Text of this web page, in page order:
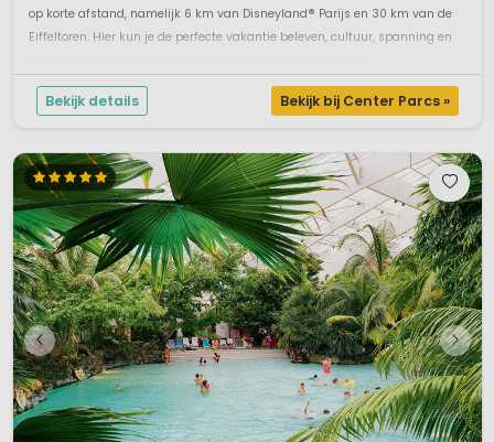
op korte afstand, namelijk 6 km van Disneyland® Parijs en 30 km van de
Eiffeltoren. Hier kun je de perfecte vakantie beleven, cultuur, spanning en
Bekijk details Bekijk bij Center Parcs »